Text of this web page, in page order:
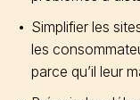
Simplifier les
les
parce qu’il leur